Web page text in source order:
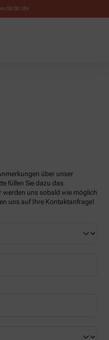
08:00 Uhr
über unser
füllen Sie dazu das
werden uns sobald wie möglich
uns auf Ihre Kontaktanfrage!